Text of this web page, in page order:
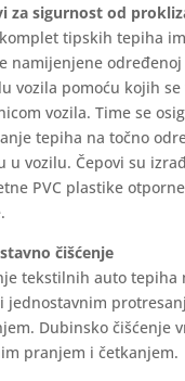
za sigurnost od
tipskih tepiha
namijenjene
vozila pomoću kojih
vozila. Time se
tepiha na točno
u vozilu. Čepovi su
PVC plastike
čišćenje
tekstilnih auto tepiha
jednostavnim
Dubinsko čišćenje
pranjem i četkanjem.